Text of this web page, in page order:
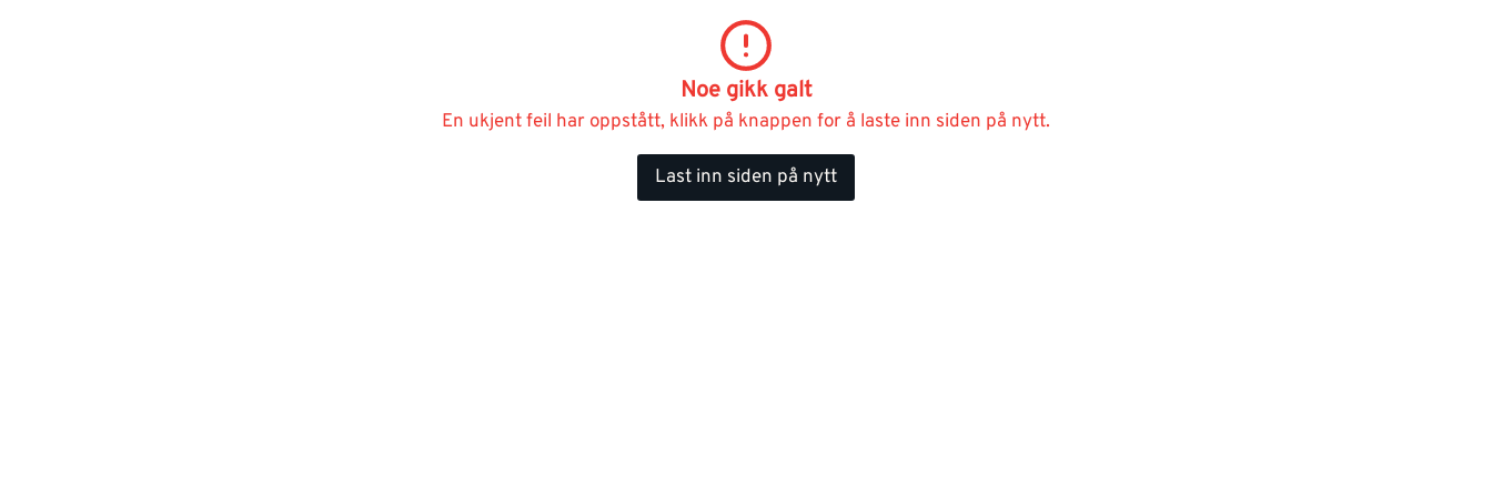
Noe gikk galt
En ukjent feil har oppstått, klikk på knappen for å laste inn siden på nytt.
Last inn siden på nytt